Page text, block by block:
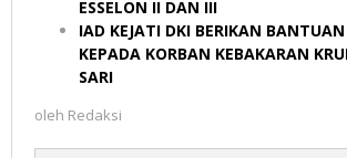
ESSELON II DAN III
IAD KEJATI DKI BERIKAN
KEPADA KORBAN KEBAKARAN
SARI
oleh Redaksi